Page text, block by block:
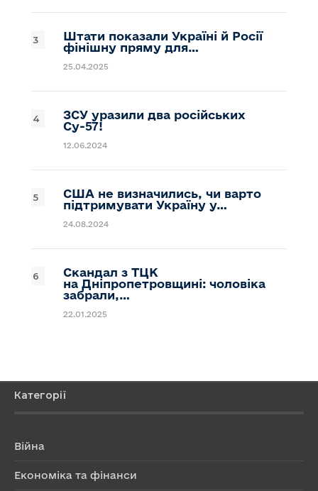
Штати показали Україні й Росії
фінішну пряму для…
25.04.2025
ЗСУ уразили два російських
Су-57!
12.06.2024
США не визначились, чи варто
підтримувати Україну у…
24.08.2024
Скандал з ТЦК
на Дніпропетровщині: чоловіка
забрали,…
22.01.2025
Категорії
Війна
Економіка та фінанси